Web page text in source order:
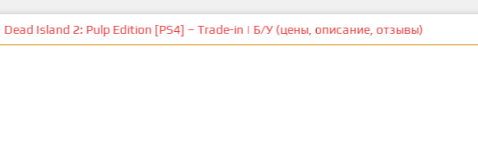
Edition [PS4] – Trade-in | Б/У (цены, описание, отзывы)